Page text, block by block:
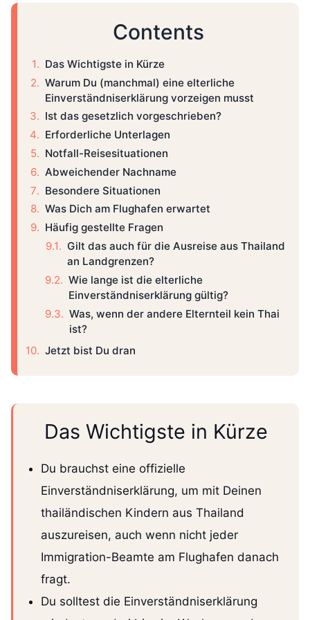
Contents
Das Wichtigste in Kürze
Warum Du (manchmal) eine elterliche
Einverständniserklärung vorzeigen musst
Ist das gesetzlich vorgeschrieben?
Erforderliche Unterlagen
Notfall-Reisesituationen
Abweichender Nachname
Besondere Situationen
Was Dich am Flughafen erwartet
Häufig gestellte Fragen
Gilt das auch für die Ausreise aus Thailand
an Landgrenzen?
Wie lange ist die elterliche
Einverständniserklärung gültig?
Was, wenn der andere Elternteil kein Thai
ist?
Jetzt bist Du dran
Das Wichtigste in Kürze
Du brauchst eine offizielle
Einverständniserklärung, um mit Deinen
thailändischen Kindern aus Thailand
auszureisen, auch wenn nicht jeder
Immigration-Beamte am Flughafen danach
fragt.
Du solltest die Einverständniserklärung